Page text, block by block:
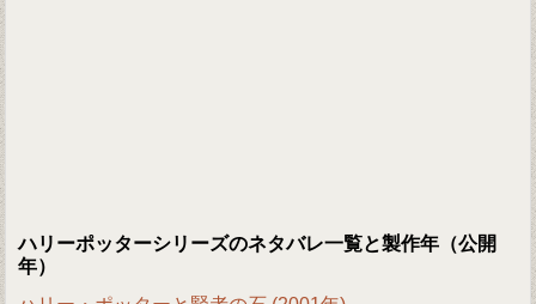
ハリーポッターシリーズのネタバレ一覧と製作年（公開
年）